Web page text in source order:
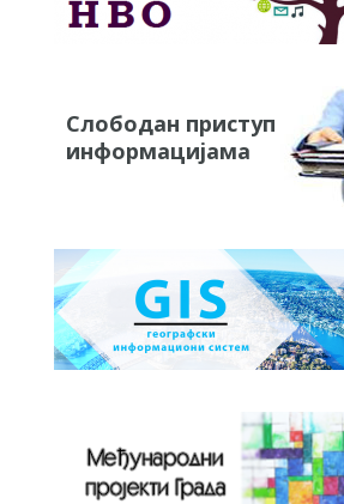
Слободан приступ
информацијама